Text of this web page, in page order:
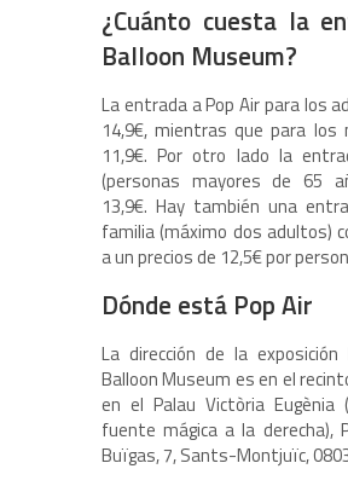
¿Cuánto cuesta la
Balloon Museum?
La entrada a Pop Air para los
14,9€, mientras que para los
11,9€. Por otro lado la
(personas mayores de 65
13,9€. Hay también una
familia (máximo dos adultos)
a un precios de 12,5€ por
Dónde está Pop Air
La dirección de la
Balloon Museum es en el
en el Palau Victòria Eugènia
fuente mágica a la derecha),
Buïgas, 7, Sants-Montjuïc,